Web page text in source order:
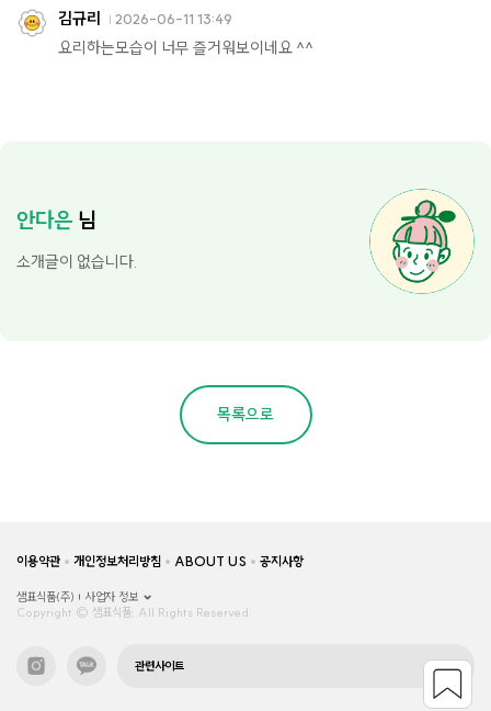
김규리 2026-06-11 13:49
요리하는모습이 너무 즐거워보이네요 ^^
안다은 님
소개글이 없습니다.
목록으로
이용약관 개인정보처리방침 ABOUT US 공지사항
샘표식품(주)
사업자 정보
Copyright © 샘표식품, All Rights Reserved.
관련사이트